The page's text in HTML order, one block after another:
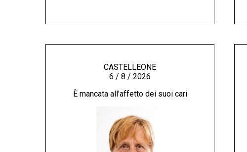
CASTELLEONE
6 / 8 / 2026
È mancata all'affetto dei suoi cari